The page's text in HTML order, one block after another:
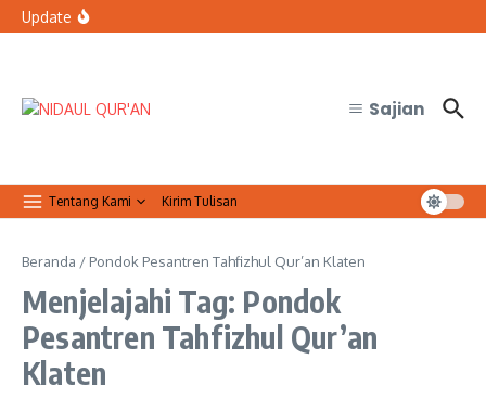
Lewati ke konten
Update
Sajian
Tentang Kami Kirim Tulisan
Beranda / Pondok Pesantren Tahfizhul Qur’an Klaten
Menjelajahi Tag: Pondok
Pesantren Tahfizhul Qur’an
Klaten